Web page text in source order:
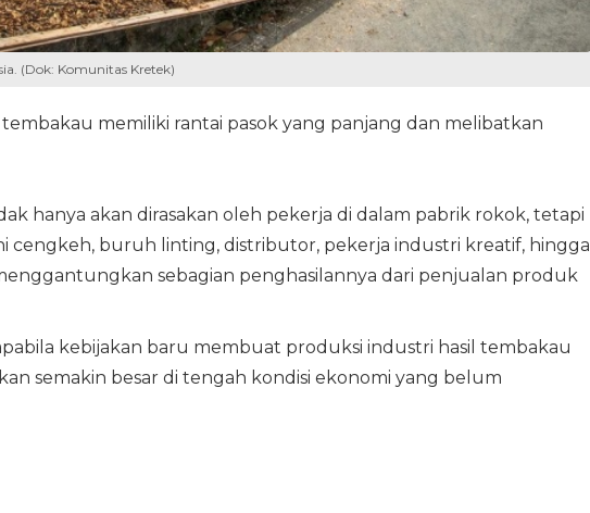
(Dok: Komunitas Kretek)
memiliki rantai pasok yang panjang dan melibatkan
hanya akan dirasakan oleh pekerja di dalam pabrik rokok, tetapi
cengkeh, buruh linting, distributor, pekerja industri kreatif, hingga
sebagian penghasilannya dari penjualan produk
kebijakan baru membuat produksi industri hasil tembakau
semakin besar di tengah kondisi ekonomi yang belum